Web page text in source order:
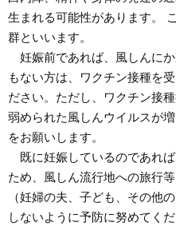
生まれる可能性があります。
群といいます。
妊娠前であれば、風しんに
もない方は、ワクチン接種を
ださい。ただし、ワクチン接
弱められた風しんウイルスが
をお願いします。
既に妊娠しているのであれ
ため、風しん流行地への旅行
（妊婦の夫、子ども、その他
しないように予防に努めてくだ